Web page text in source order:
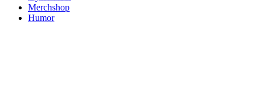
Merchshop
Humor